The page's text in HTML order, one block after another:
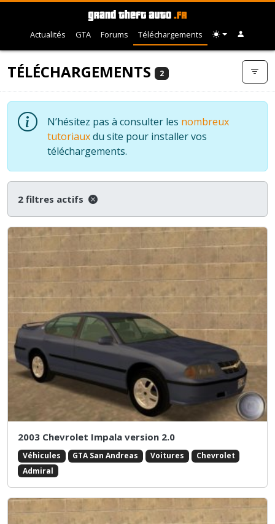
Actualités GTA Forums Téléchargements
TÉLÉCHARGEMENTS 2
N’hésitez pas à consulter les nombreux
tutoriauxdu site pour installer vos
téléchargements.
2 filtres actifs
2003 Chevrolet Impala version 2.0
Véhicules GTA San Andreas Voitures
Chevrolet
Admiral